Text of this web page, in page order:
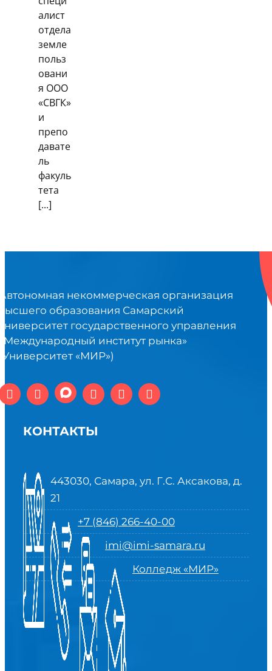
алист
отдела
земле
польз
овани
я ООО
«СВГК»
и
препо
давате
ль
факуль
тета
[...]
некоммерческая организация
образования Самарский
государственного управления
институт рынка»
«МИР»)
КОНТАКТЫ
443030, Самара, ул. Г.С. Аксакова, д.
21
+7 (846) 266-40-00
imi@imi-samara.ru
Колледж «МИР»